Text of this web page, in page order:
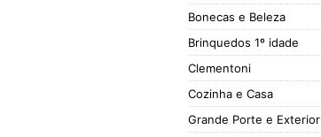
Bonecas e Beleza
Brinquedos 1º idade
Clementoni
Cozinha e Casa
Grande Porte e Exterior